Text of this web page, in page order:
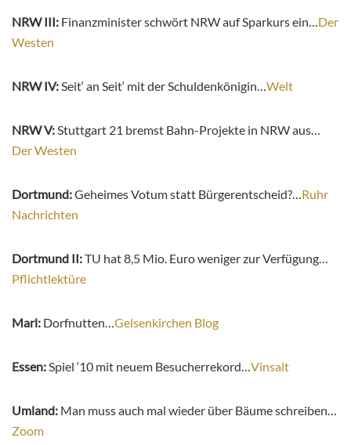
NRW III: Finanzminister schwört NRW auf Sparkurs ein…Der
Westen
NRW IV:Seit‘ an Seit‘ mit der Schuldenkönigin…Welt
NRW V:Stuttgart 21 bremst Bahn-Projekte in NRW aus…
Der Westen
Dortmund:Geheimes Votum statt Bürgerentscheid?…Ruhr
Nachrichten
Dortmund II:TU hat 8,5 Mio. Euro weniger zur Verfügung…
Pflichtlektüre
Marl: Dorfnutten…Gelsenkirchen Blog
Essen:Spiel ‘10 mit neuem Besucherrekord…Vinsalt
Umland: Man muss auch mal wieder über Bäume schreiben…
Zoom